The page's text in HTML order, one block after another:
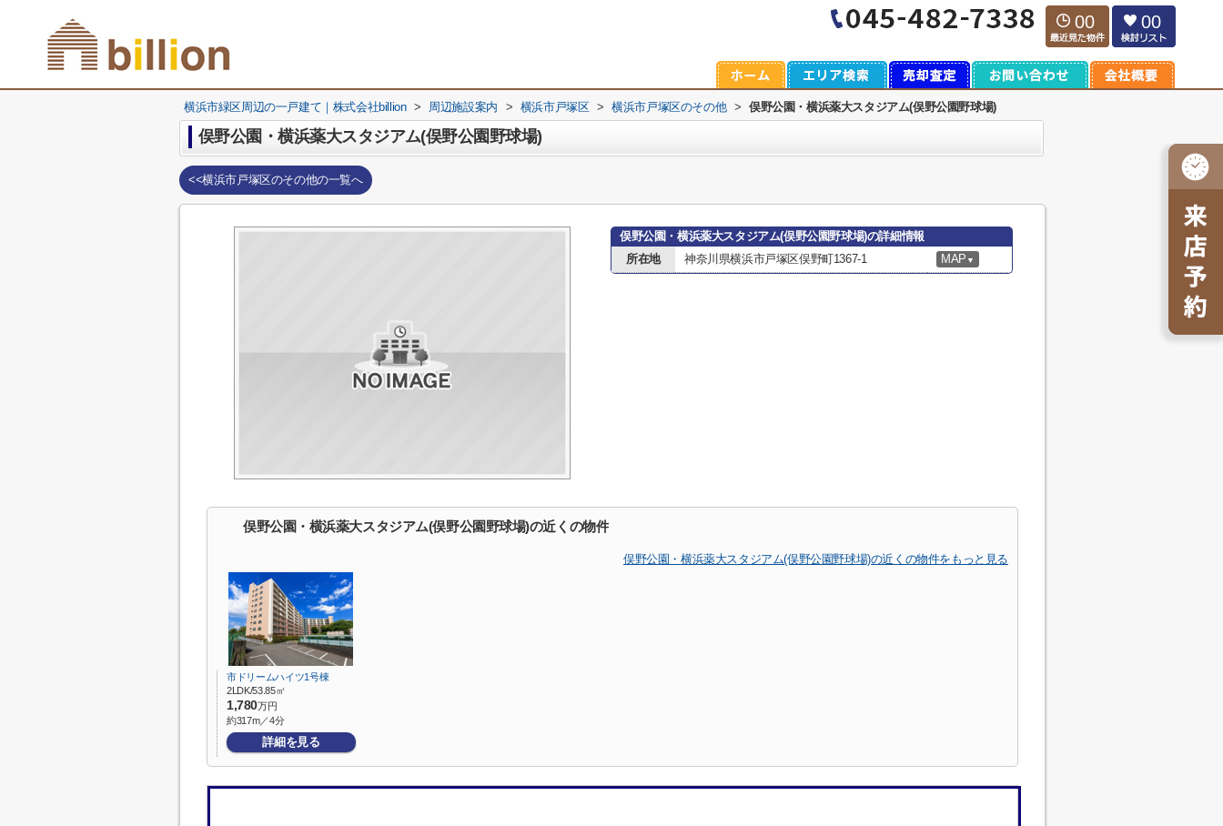
00 00
横浜市緑区周辺の一戸建て｜株式会社billion > 周辺施設案内 > 横浜市戸塚区 > 横浜市戸塚区のその他 > 俣野公園・横浜薬大スタジアム(俣野公園野球場)
俣野公園・横浜薬大スタジアム(俣野公園野球場)
<<横浜市戸塚区のその他の一覧へ
俣野公園・横浜薬大スタジアム(俣野公園野球場)の詳細情報
所在地
神奈川県横浜市戸塚区俣野町1367-1 MAP ▼
俣野公園・横浜薬大スタジアム(俣野公園野球場)の近くの物件
俣野公園・横浜薬大スタジアム(俣野公園野球場)の近くの物件をもっと見る
市ドリームハイツ1号棟
2LDK/53.85㎡
1,780万円
約317m／4分
詳細を見る